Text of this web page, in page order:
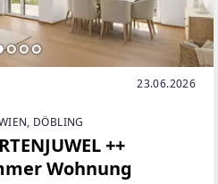
23.06.2026
DÖBLING
++
Wohnung